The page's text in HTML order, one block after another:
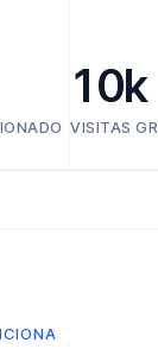
10k
VISITAS